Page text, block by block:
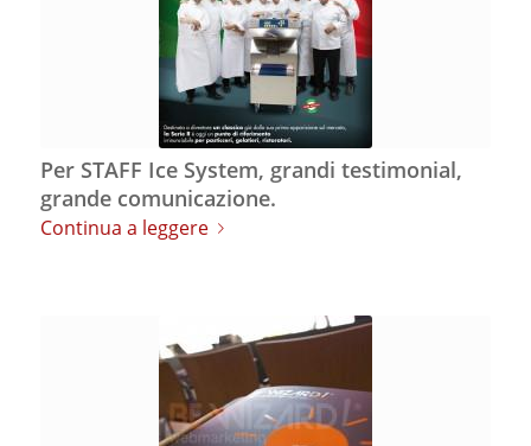
Per STAFF Ice System, grandi testimonial,
grande comunicazione.
Continua a leggere